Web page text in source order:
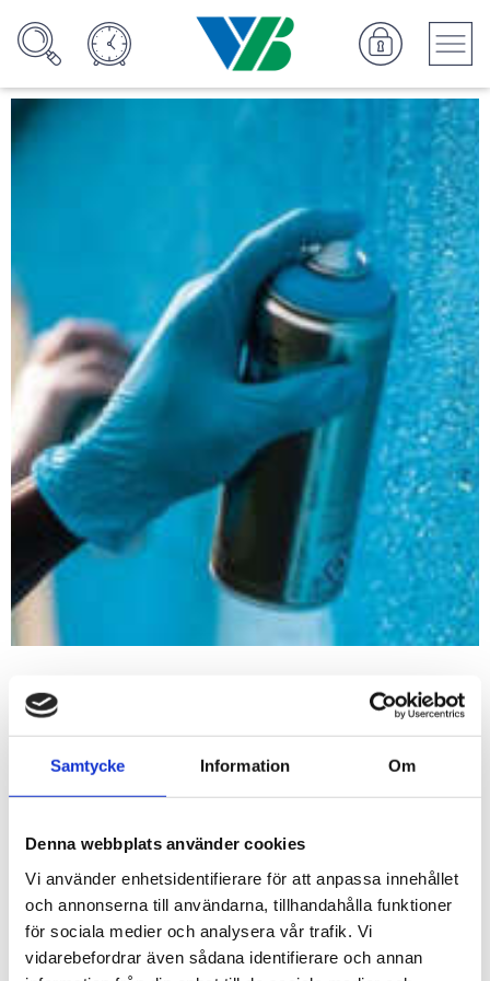
Samtycke Information Om
Denna webbplats använder cookies
Vi använder enhetsidentifierare för att anpassa innehållet
och annonserna till användarna, tillhandahålla funktioner
för sociala medier och analysera vår trafik. Vi
vidarebefordrar även sådana identifierare och annan
Vill du vara med och
skapa väggkonst på
Kastanjevägen?
PUBLICERAD:DECEMBER 13, 2024
I januari drar ett spännande väggkonstprojekt i
gång på Kastanjevägen i Vänersborg – med fokus
på ungdomar och kreativitet! Projektet är ett
samarbete mellan Vänersborgsbostäder, musik-